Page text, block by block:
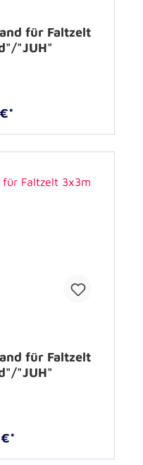
für Faltzelt
"JUH"
für Faltzelt
"JUH"